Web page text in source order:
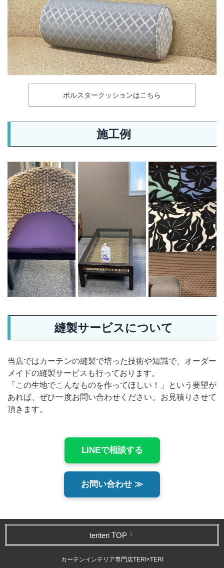
ボルスタークッションはこちら
施工例
縫製サービスについて
当店ではカーテンの縫製で培った技術や知識で、オーダー
メイドの縫製サービスも行っております。
「この生地でこんなものを作ってほしい！」という要望が
あれば、ぜひ一度お問い合わせください。お見積りさせて
頂きます。
LINEで相談する
お問い合わせ ≫
teriteri TOP
カーテンインテリア専門店TERI×TERI